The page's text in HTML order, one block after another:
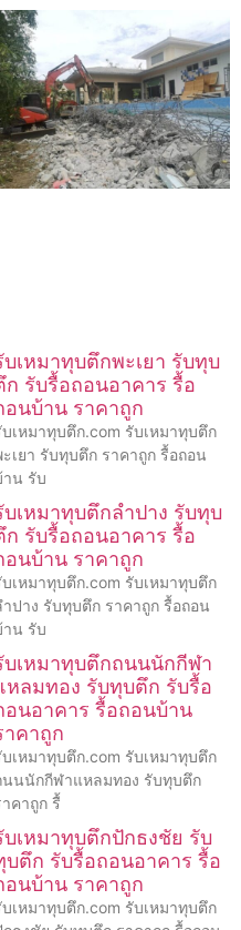
บเหมาทุบตึกพะเยา รับทุบ
ก รับรื้อถอนอาคาร รื้อ
อนบ้าน ราคาถูก
บเหมาทุบตึก.com รับเหมาทุบตึก
เยา รับทุบตึก ราคาถูก รื้อถอน
น รับ
บเหมาทุบตึกลำปาง รับทุบ
ก รับรื้อถอนอาคาร รื้อ
อนบ้าน ราคาถูก
บเหมาทุบตึก.com รับเหมาทุบตึก
ำปาง รับทุบตึก ราคาถูก รื้อถอน
น รับ
บเหมาทุบตึกถนนนักกีฬา
หลมทอง รับทุบตึก รับรื้อ
อนอาคาร รื้อถอนบ้าน
าคาถูก
บเหมาทุบตึก.com รับเหมาทุบตึก
นนนักกีฬาแหลมทอง รับทุบตึก
าคาถูก รื้
บเหมาทุบตึกปักธงชัย รับ
บตึก รับรื้อถอนอาคาร รื้อ
อนบ้าน ราคาถูก
บเหมาทุบตึก.com รับเหมาทุบตึก